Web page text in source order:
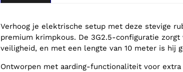
Verhoog je elektrische setup met deze stevige
premium krimpkous. De 3G2.5-configuratie
veiligheid, en met een lengte van 10 meter is hij
Ontworpen met aarding-functionaliteit voor extra